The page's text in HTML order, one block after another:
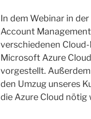
In dem Webinar in
Account
verschiedenen
Microsoft Azure
vorgestellt.
den Umzug unseres
die Azure Cloud nötig